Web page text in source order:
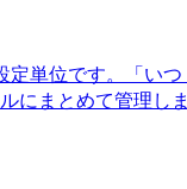
定単位です。「いつ
にまとめて管理し